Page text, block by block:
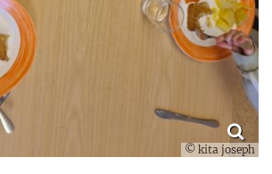
© kita joseph